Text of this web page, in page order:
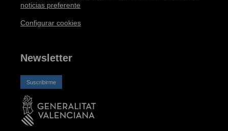
noticias preferente
Configurar cookies
Newsletter
Suscribirme